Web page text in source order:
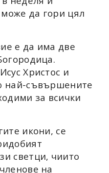
да гори цял
е да има две
Христос и
най-съвършените
за всички
икони, се
светци, чиито
на